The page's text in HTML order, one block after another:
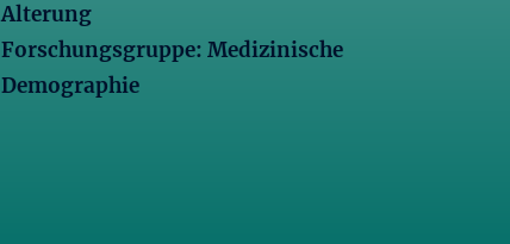
Alterung
Forschungsgruppe: Medizinische
Demographie